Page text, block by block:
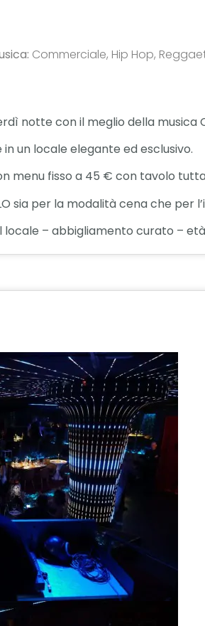
Commerciale, Hip Hop,
notte con il meglio della musica
un locale elegante ed esclusivo.
menu fisso a 45 € con tavolo
sia per la modalità cena che per
locale – abbigliamento curato –